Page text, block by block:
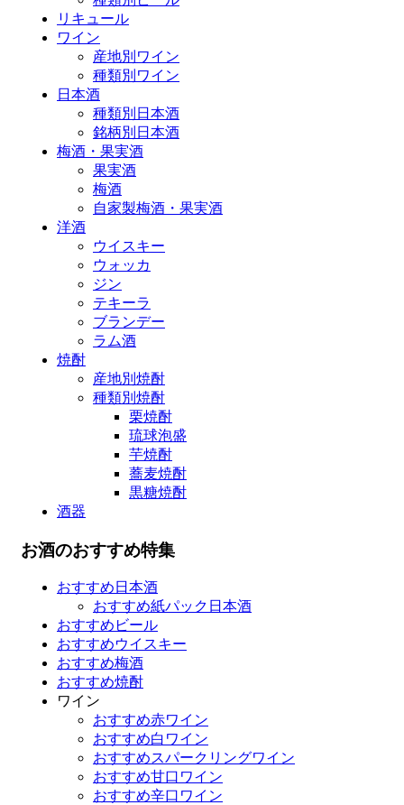
リキュール
ワイン
産地別ワイン
種類別ワイン
日本酒
種類別日本酒
銘柄別日本酒
梅酒・果実酒
果実酒
梅酒
自家製梅酒・果実酒
洋酒
ウイスキー
ウォッカ
ジン
テキーラ
ブランデー
ラム酒
焼酎
産地別焼酎
種類別焼酎
栗焼酎
琉球泡盛
芋焼酎
蕎麦焼酎
黒糖焼酎
酒器
お酒のおすすめ特集
おすすめ日本酒
おすすめ紙パック日本酒
おすすめビール
おすすめウイスキー
おすすめ梅酒
おすすめ焼酎
ワイン
おすすめ赤ワイン
おすすめ白ワイン
おすすめスパークリングワイン
おすすめ甘口ワイン
おすすめ辛口ワイン